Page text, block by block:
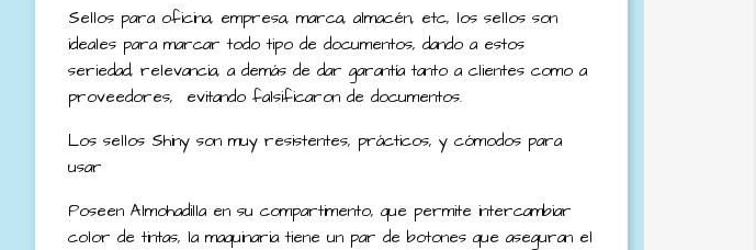
Sellos para oficina, empresa, marca, almacén, etc, los sellos son
ideales para marcar todo tipo de documentos, dando a estos
seriedad, relevancia, a demás de dar garantía tanto a clientes como a
proveedores, evitando falsificaron de documentos.
Los sellos Shiny son muy resistentes, prácticos, y cómodos para
usar
Poseen Almohadilla en su compartimento, que permite intercambiar
color de tintas, la maquinaria tiene un par de botones que aseguran el